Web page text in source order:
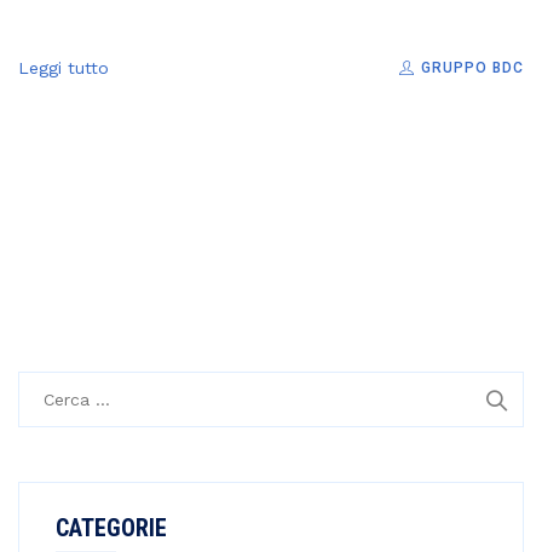
Leggi tutto GRUPPO BDC
CATEGORIE